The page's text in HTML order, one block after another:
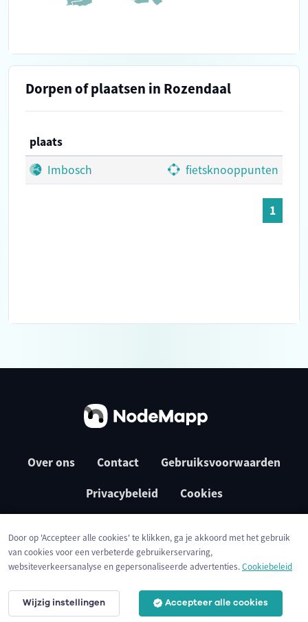
Dorpen of plaatsen in Rozendaal
plaats
Imbosch
fietsknooppunten
1
Over ons Contact Gebruiksvoorwaarden
Privacybeleid Cookies
© 2026 NodeMapp BV
Door op 'Accepteer alle cookies' te klikken, ga je akkoord met het gebruik
van cookies voor een verbeterde gebruikerservaring,
websiteverkeersanalyse en gepersonaliseerde advertenties.Cookiebeleid
Wijzig instellingen Accepteer alle cookies